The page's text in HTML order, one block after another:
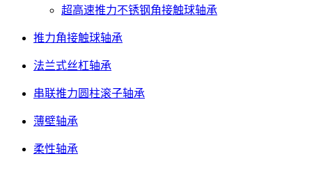
超高速推力不锈钢角接触球轴承
推力角接触球轴承
法兰式丝杠轴承
串联推力圆柱滚子轴承
薄壁轴承
柔性轴承